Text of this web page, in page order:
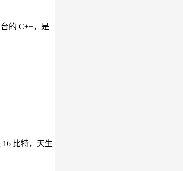
的 C++，是
16 比特，天生